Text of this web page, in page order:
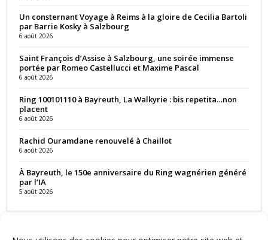
Un consternant Voyage à Reims à la gloire de Cecilia Bartoli
par Barrie Kosky à Salzbourg
6 août 2026
Saint François d’Assise à Salzbourg, une soirée immense
portée par Romeo Castellucci et Maxime Pascal
6 août 2026
Ring 100101110 à Bayreuth, La Walkyrie : bis repetita…non
placent
6 août 2026
Rachid Ouramdane renouvelé à Chaillot
6 août 2026
À Bayreuth, le 150e anniversaire du Ring wagnérien généré
par l’IA
5 août 2026